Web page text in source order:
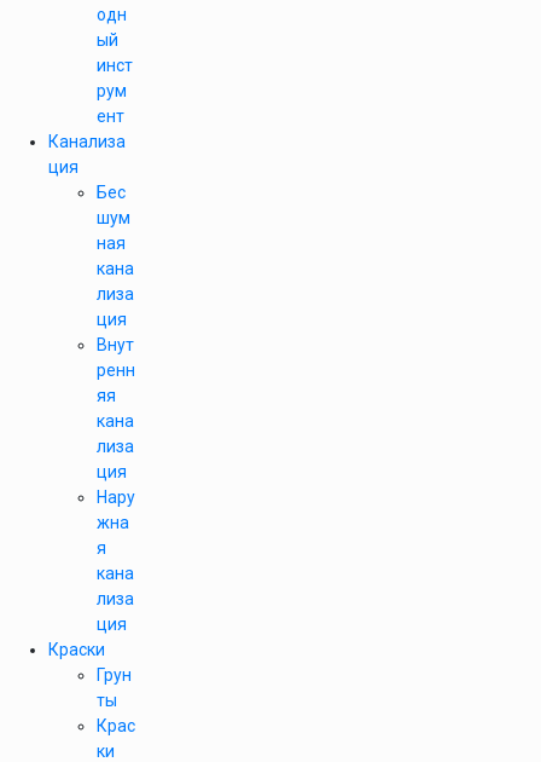
одн
ый
инст
рум
ент
Канализа
ция
Бес
шум
ная
кана
лиза
ция
Внут
ренн
яя
кана
лиза
ция
Нару
жна
я
кана
лиза
ция
Краски
Грун
ты
Крас
ки